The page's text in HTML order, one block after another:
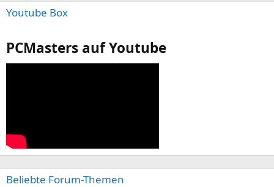
Youtube Box
PCMasters auf Youtube
Beliebte Forum-Themen